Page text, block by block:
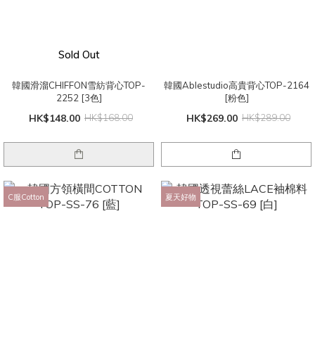
Sold Out
韓國滑溜CHIFFON雪紡背心TOP-
2252 [3色]
HK$148.00 HK$168.00
韓國Ablestudio高貴背心TOP-2164
[粉色]
HK$269.00 HK$289.00
C服Cotton 夏天好物